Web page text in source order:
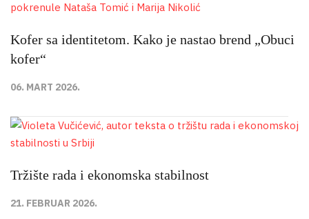
Kofer sa identitetom. Kako je nastao brend „Obuci
kofer“
06. MART 2026.
Tržište rada i ekonomska stabilnost
21. FEBRUAR 2026.